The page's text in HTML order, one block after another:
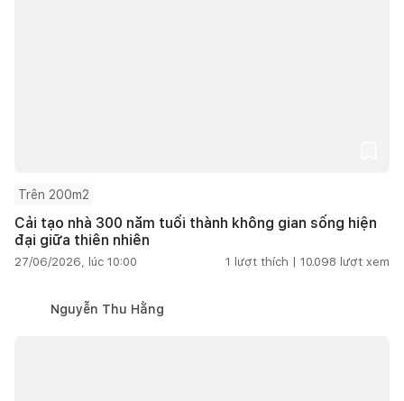
Trên 200m2
Cải tạo nhà 300 năm tuổi thành không gian sống hiện
đại giữa thiên nhiên
27/06/2026, lúc 10:00 1 lượt thích | 10.098 lượt xem
Nguyễn Thu Hằng